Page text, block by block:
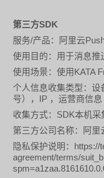
第三方SDK
服务/产品：阿里云
使用目的：用于消息推
使用场景：使用 KATA
个人信息收集类型：设
号）， IP ，运营商信息
收集方式： SDK本机采
第三方公司名称：阿里
隐私保护说明： https://
agreement/terms/